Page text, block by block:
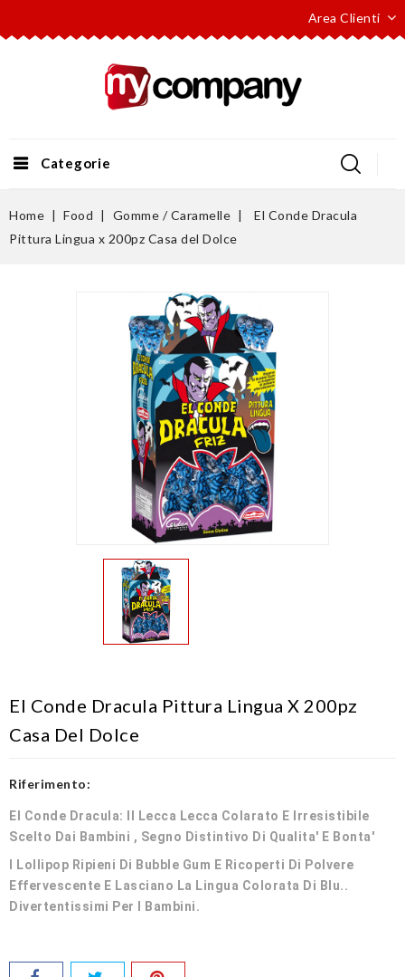
Area Clienti
Categorie
Home Food Gomme / Caramelle
El Conde Dracula
Pittura Lingua x 200pz Casa del Dolce
El Conde Dracula Pittura Lingua X 200pz
Casa Del Dolce
Riferimento:
El Conde Dracula: Il Lecca Lecca Colarato E Irresistibile
Scelto Dai Bambini , Segno Distintivo Di Qualita' E Bonta'
I Lollipop Ripieni Di Bubble Gum E Ricoperti Di Polvere
Effervescente E Lasciano La Lingua Colorata Di Blu..
Divertentissimi Per I Bambini.